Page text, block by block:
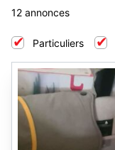
12 annonces
Particuliers